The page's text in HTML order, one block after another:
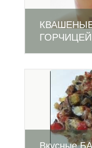
Вкусные